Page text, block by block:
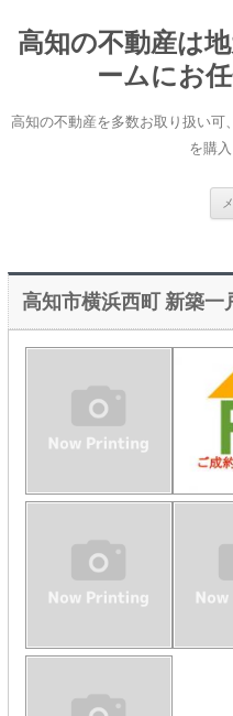
テ
ン
キ
ッ
高知の不動産は
ームにお
高知の不動産を多数お取り扱い可
を購
高知市横浜西町 新築